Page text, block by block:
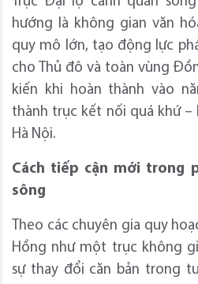
hướng là không gian văn
quy mô lớn, tạo động lực
cho Thủ đô và toàn vùng
kiến khi hoàn thành vào
thành trục kết nối quá khứ –
Hà Nội.
Cách tiếp cận mới trong
sông
Theo các chuyên gia quy
Hồng như một trục không
sự thay đổi căn bản trong